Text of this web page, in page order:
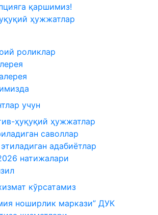
қаршимиз!
ҳужжатлар
роликлар
учун
ҳуқуқий ҳужжатлар
саволлар
адабиётлар
натижалари
кўрсатамиз
ноширлик маркази” ДУК